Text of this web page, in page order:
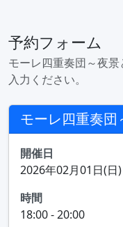
予約フォーム
モーレ四重奏団～夜
入力ください。
モーレ四重奏
開催日
2026年02月01日(日)
時間
18:00 - 20:00